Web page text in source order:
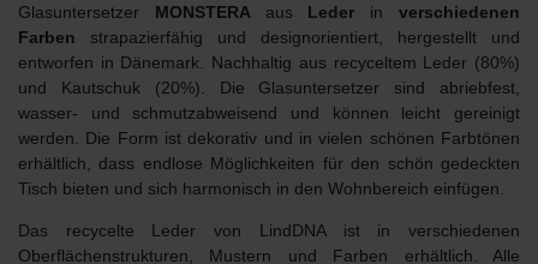
Glasuntersetzer MONSTERA aus Leder inverschiedenen
Farben strapazierfähig und designorientiert, hergestellt und
entworfen in Dänemark. Nachhaltig aus recyceltem Leder (80%)
und Kautschuk (20%). Die Glasuntersetzer sind abriebfest,
wasser- und schmutzabweisend und können leicht gereinigt
werden. Die Form ist dekorativ und in vielen schönen Farbtönen
erhältlich, dass endlose Möglichkeiten für den schön gedeckten
Tisch bieten und sich harmonisch in den Wohnbereich einfügen.
Das recycelte Leder von LindDNA ist in verschiedenen
Oberflächenstrukturen, Mustern und Farben erhältlich. Alle